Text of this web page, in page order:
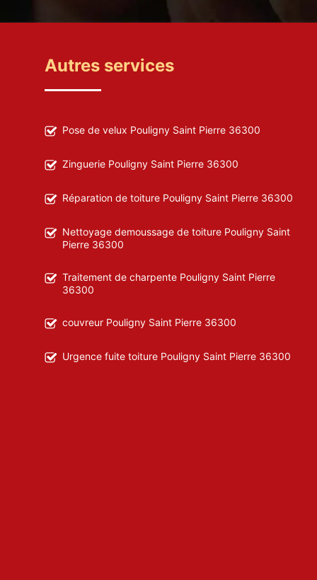
Autres services
Pose de velux Pouligny Saint Pierre 36300
Zinguerie Pouligny Saint Pierre 36300
Réparation de toiture Pouligny Saint Pierre 36300
Nettoyage demoussage de toiture Pouligny Saint
Pierre 36300
Traitement de charpente Pouligny Saint Pierre
36300
couvreur Pouligny Saint Pierre 36300
Urgence fuite toiture Pouligny Saint Pierre 36300